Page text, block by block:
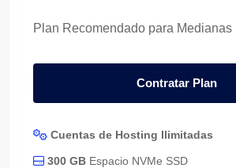
Plan Recomendado para Medianas
Contratar Plan
Cuentas de Hosting Ilimitadas
300 GB Espacio NVMe SSD